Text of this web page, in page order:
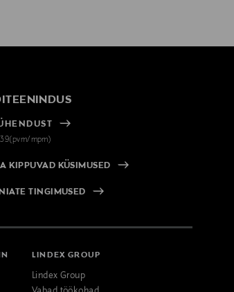
mpm)
KIPPUVAD KÜSIMUSED
TINGIMUSED
LINDEX GROUP
Lindex Group